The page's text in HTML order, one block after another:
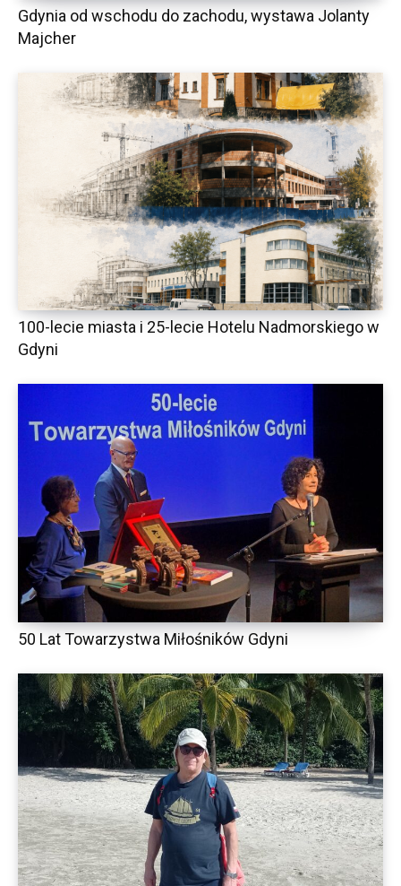
Gdynia od wschodu do zachodu, wystawa Jolanty
Majcher
100-lecie miasta i 25-lecie Hotelu Nadmorskiego w
Gdyni
50 Lat Towarzystwa Miłośników Gdyni